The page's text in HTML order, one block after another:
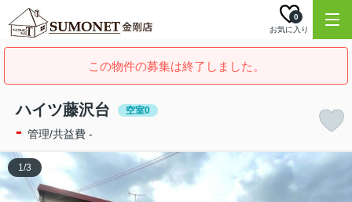
お気に入り
0
この物件の募集は終了しました。
ハイツ藤沢台 空室0
- 管理/共益費 -
1/3